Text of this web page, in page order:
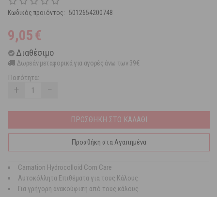
Κωδικός προϊόντος: 5012654200748
9,05€
Διαθέσιμο
Δωρεάν μεταφορικά για αγορές άνω των 39€
Ποσότητα:
+ −
ΠΡΟΣΘΗΚΗ ΣΤΟ ΚΑΛΑΘΙ
Προσθήκη στα Αγαπημένα
Carnation Hydrocolloid Corn Care
Αυτοκόλλητα Επιθέματα για τους Κάλους
Για γρήγορη ανακούφιση από τους κάλους